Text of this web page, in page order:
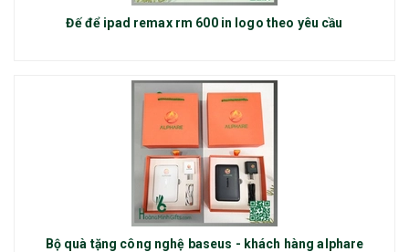
Đế để ipad remax rm 600 in logo theo yêu cầu
Bộ quà tặng công nghệ baseus - khách hàng alphare